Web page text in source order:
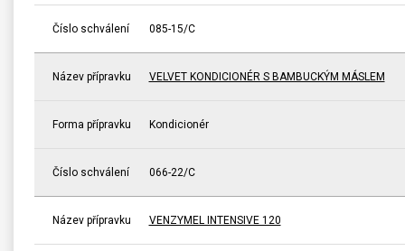
Číslo schválení 085-15/C
Název přípravku VELVET KONDICIONÉR S BAMBUCKÝM MÁSLEM
Forma přípravku Kondicionér
Číslo schválení 066-22/C
Název přípravku VENZYMEL INTENSIVE 120